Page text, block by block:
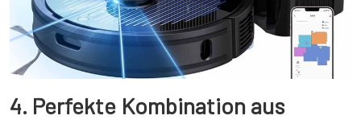
4. Perfekte Kombination aus